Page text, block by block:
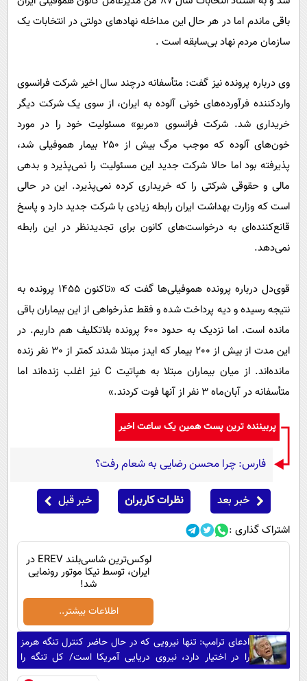
باقی ماندم اما در هر حال این مداخله نهادهای دولتی در انتخابات یک
سازمان مردم نهاد بی‌سابقه است .
وی درباره پرونده نیز گفت: متأسفانه درچند سال اخیر شرکت فرانسوی
واردکننده فرآورده‌های خونی آلوده به ایران، از سوی یک شرکت دیگر
خریداری شد. شرکت فرانسوی «مریو» مسئولیت خود را در مورد
خون‌های آلوده که موجب مرگ بیش از 250 بیمار هموفیلی شد،
پذیرفته بود اما حالا شرکت جدید این مسئولیت را نمی‌پذیرد و بدهی
مالی و حقوقی شرکتی را که خریداری کرده نمی‌پذیرد. این در حالی
است که وزارت بهداشت ایران رابطه زیادی با شرکت جدید دارد و پاسخ
قانع‌کننده‌ای به درخواست‌های کانون برای تجدیدنظر در این رابطه
نمی‌دهد.
قوی‌دل درباره پرونده هموفیلی‌ها گفت که «تاکنون 1455 پرونده به
نتیجه رسیده و دیه پرداخت شده و فقط عذرخواهی از این بیماران باقی
مانده است. اما نزدیک به حدود 600 پرونده بلاتکلیف هم داریم. در
این مدت از بیش از 200 بیمار که ایدز مبتلا شدند کمتر از 30 نفر زنده
مانده‌اند. از میان بیماران مبتلا به هپاتیت C نیز اغلب زنده‌اند اما
متأسفانه در آبان‌ماه 3 نفر از آنها فوت کردند.»
پربیننده ترین پست همین یک ساعت اخیر
فارس: چرا محسن رضایی به شعام رفت؟
خبر بعد نظرات کاربران خبر قبل
اشتراک گذاری :
لوکس‌ترین شاسی‌بلند EREV در
ایران، توسط نیکا موتور رونمایی
شد!
اطلاعات بیشتر..
ادعای ترامپ: تنها نیرویی که در حال حاضر کنترل تنگه هرمز
را در اختیار دارد، نیروی دریایی آمریکا است/ کل تنگه را
مین‌روبی کرده‌ایم